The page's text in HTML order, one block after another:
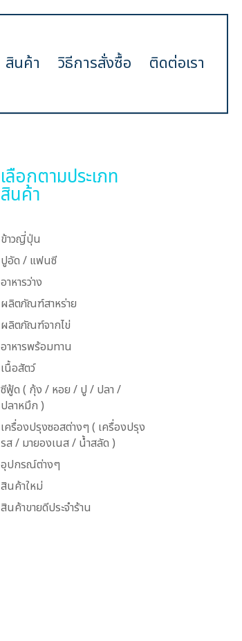
สินค้า วิธีการสั่งซื้อ ติดต่อเรา
เลือกตามประเภท
สินค้า
ข้าวญี่ปุ่น
ปูอัด / แฟนซี
อาหารว่าง
ผลิตภัณฑ์สาหร่าย
ผลิตภัณฑ์จากไข่
อาหารพร้อมทาน
เนื้อสัตว์
ซีฟู้ด ( กุ้ง / หอย / ปู / ปลา /
ปลาหมึก )
เครื่องปรุงซอสต่างๆ ( เครื่องปรุง
รส / มายองเนส / น้ำสลัด )
อุปกรณ์ต่างๆ
สินค้าใหม่
สินค้าขายดีประจำร้าน